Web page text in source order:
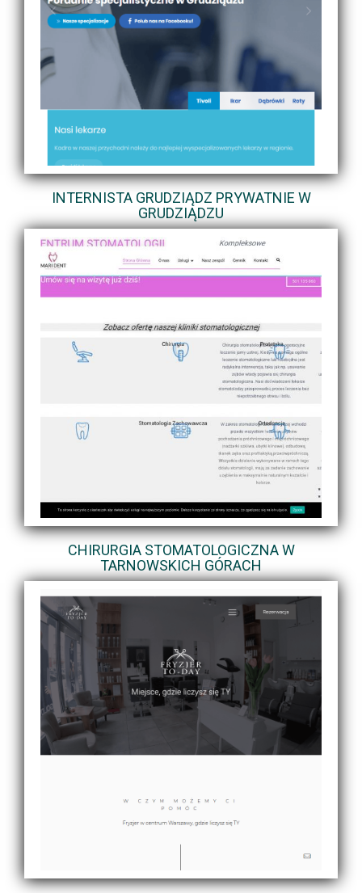
INTERNISTA GRUDZIĄDZ PRYWATNIE W
GRUDZIĄDZU
CHIRURGIA STOMATOLOGICZNA W
TARNOWSKICH GÓRACH